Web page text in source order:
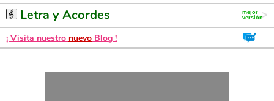
Letra y Acordes
¡ Visita nuestro nuevo Blog !